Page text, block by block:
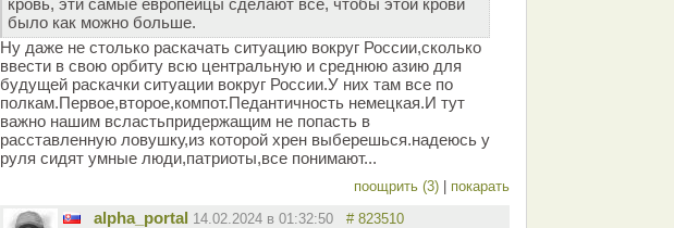
кровь, эти самые европейцы сделают все, чтобы этой крови
было как можно больше.
Ну даже не столько раскачать ситуацию вокруг России,сколько
ввести в свою орбиту всю центральную и среднюю азию для
будущей раскачки ситуации вокруг России.У них там все по
полкам.Первое,второе,компот.Педантичность немецкая.И тут
важно нашим всластьпридержащим не попасть в
расставленную ловушку,из которой хрен выберешься.надеюсь у
руля сидят умные люди,патриоты,все понимают...
поощрить (3) покарать
alpha_portal 14.02.2024 в 01:32:50 # 823510